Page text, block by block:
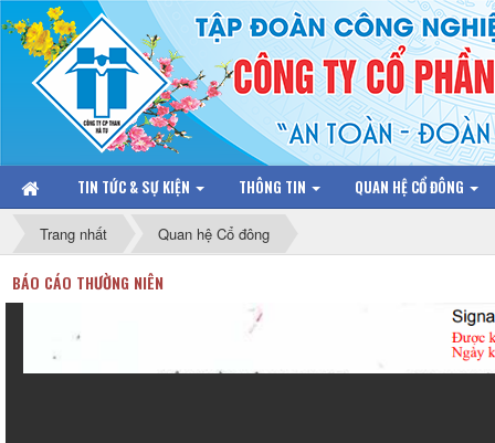
TIN TỨC & SỰ KIỆN THÔNG TIN QUAN HỆ CỔ ĐÔNG
Trang nhất Quan hệ Cổ đông
BÁO CÁO THƯỜNG NIÊN